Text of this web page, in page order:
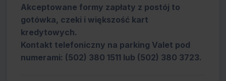
Akceptowane formy zapłaty z postój to
gotówka, czeki i większość kart
kredytowych.
Kontakt telefoniczny na parking Valet pod
numerami: (502) 380 1511 lub (502) 380 3723.